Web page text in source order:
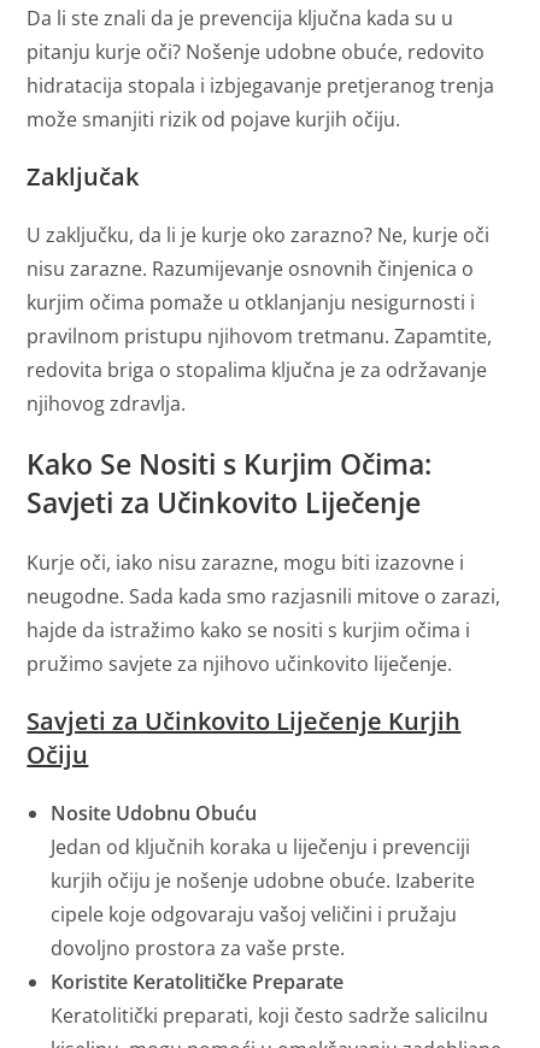
Da li ste znali da je prevencija ključna kada su u
pitanju kurje oči? Nošenje udobne obuće, redovito
hidratacija stopala i izbjegavanje pretjeranog trenja
može smanjiti rizik od pojave kurjih očiju.
Zaključak
U zaključku, da li je kurje oko zarazno? Ne, kurje oči
nisu zarazne. Razumijevanje osnovnih činjenica o
kurjim očima pomaže u otklanjanju nesigurnosti i
pravilnom pristupu njihovom tretmanu. Zapamtite,
redovita briga o stopalima ključna je za održavanje
njihovog zdravlja.
Kako Se Nositi s Kurjim Očima:
Savjeti za Učinkovito Liječenje
Kurje oči, iako nisu zarazne, mogu biti izazovne i
neugodne. Sada kada smo razjasnili mitove o zarazi,
hajde da istražimo kako se nositi s kurjim očima i
pružimo savjete za njihovo učinkovito liječenje.
Savjeti za Učinkovito Liječenje Kurjih
Očiju
Nosite Udobnu Obuću
Jedan od ključnih koraka u liječenju i prevenciji
kurjih očiju je nošenje udobne obuće. Izaberite
cipele koje odgovaraju vašoj veličini i pružaju
dovoljno prostora za vaše prste.
Koristite Keratolitičke Preparate
Keratolitički preparati, koji često sadrže salicilnu